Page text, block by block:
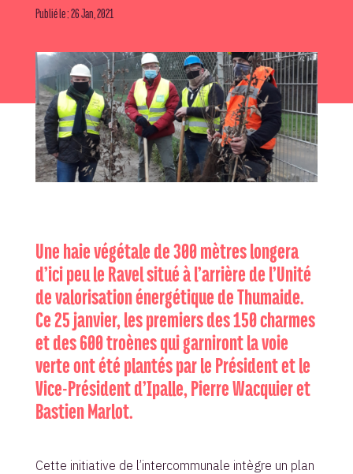
Publié le : 26 Jan, 2021
Une haie végétale de 300 mètres longera
d’ici peu le Ravel situé à l’arrière de l’Unité
de valorisation énergétique de Thumaide.
Ce 25 janvier, les premiers des 150 charmes
et des 600 troènes qui garniront la voie
verte ont été plantés par le Président et le
Vice-Président d’Ipalle, Pierre Wacquier et
Bastien Marlot.
Cette initiative de l’intercommunale intègre un plan